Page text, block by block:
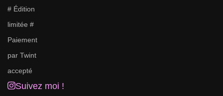
Suivez moi !